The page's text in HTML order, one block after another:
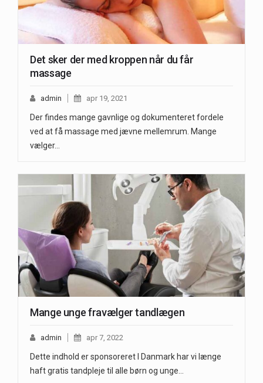
Det sker der med kroppen når du får
massage
admin apr 19, 2021
Der findes mange gavnlige og dokumenteret fordele
ved at få massage med jævne mellemrum. Mange
vælger…
Mange unge fravælger tandlægen
admin apr 7, 2022
Dette indhold er sponsoreret I Danmark har vi længe
haft gratis tandpleje til alle børn og unge…